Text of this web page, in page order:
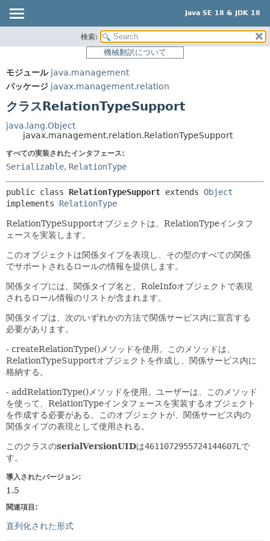
Java SE 18 & JDK 18
パッケージ
使用
ツリー
プレビュー
新規
非推奨
索引
ヘルプ
サマリー:
ネスト済
メソッド
詳細:
メソッド
検索:
機械翻訳について
モジュール java.management
パッケージ javax.management.relation
クラスRelationTypeSupport
java.lang.Object
javax.management.relation.RelationTypeSupport
すべての実装されたインタフェース:
Serializable, RelationType
public class RelationTypeSupport extends Object
implements RelationType
RelationTypeSupportオブジェクトは、RelationTypeインタフ
ェースを実装します。
このオブジェクトは関係タイプを表現し、その型のすべての関係
でサポートされるロールの情報を提供します。
関係タイプには、関係タイプ名と、RoleInfoオブジェクトで表現
されるロール情報のリストが含まれます。
関係タイプは、次のいずれかの方法で関係サービス内に宣言する
必要があります。
- createRelationType()メソッドを使用。このメソッドは、
RelationTypeSupportオブジェクトを作成し、関係サービス内に
格納する。
- addRelationType()メソッドを使用。ユーザーは、このメソッド
を使って、RelationTypeインタフェースを実装するオブジェクト
を作成する必要がある。このオブジェクトが、関係サービス内の
関係タイプの表現として使用される。
このクラスのserialVersionUIDは4611072955724144607L で
す。
導入されたバージョン:
1.5
関連項目:
直列化された形式